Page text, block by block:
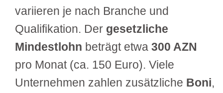
variieren je nach Branche und
Qualifikation. Der gesetzliche
Mindestlohn beträgt etwa 300 AZN
pro Monat (ca. 150 Euro). Viele
Unternehmen zahlen zusätzliche Boni,